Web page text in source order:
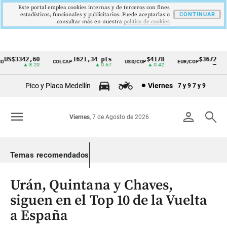
Cintillo
Colombia
▲ 8.20
COLCAP1621,34 pts
▲ 0.67
USD/COP$4178
▲ 0.42
EUR/COP$3672
Pico y Placa Medellín Viernes 7 y 9 7 y 9
person search
Viernes, 7 de Agosto de 2026
menu
Temas recomendados
Urán, Quintana y Chaves,
siguen en el Top 10 de la Vuelta
a España
Este portal emplea cookies internas y de terceros con fines
estadísticos, funcionales y publicitarios. Puede aceptarlas o
consultar más en nuestra politica de cookies
CONTINUAR